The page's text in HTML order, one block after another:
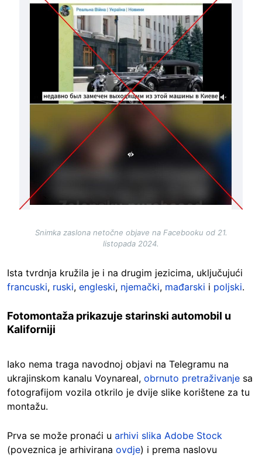
Snimka zaslona netočne objave na Facebooku od 21.
listopada 2024.
Ista tvrdnja kružila je i na drugim jezicima, uključujući
francuski, ruski, engleski, njemački, mađarski i poljski.
Fotomontaža prikazuje starinski automobil u
Kaliforniji
Iako nema traga navodnoj objavi na Telegramu na
ukrajinskom kanalu Voynareal, obrnuto pretraživanje sa
fotografijom vozila otkrilo je dvije slike korištene za tu
montažu.
Prva se može pronaći u arhivi slika Adobe Stock
(poveznica je arhivirana ovdje) i prema naslovu